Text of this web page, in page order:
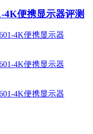
4K便携显示器评测